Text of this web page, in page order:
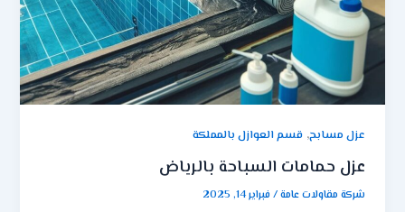
عزل مسابح,قسم العوازل بالمملكة
عزل حمامات السباحة بالرياض
شركة مقاولات عامة/ فبراير 14, 2025